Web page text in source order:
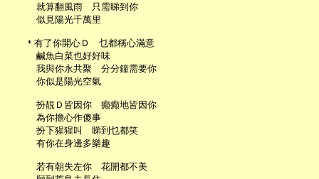
     就算翻風雨　只需睇到你
     似見陽光千萬里
   ＊有了你開心Ｄ　乜都稱心滿意
     鹹魚白菜也好好味
     我與你永共聚　分分鐘需要你
     你似是陽光空氣
     扮靚Ｄ皆因你　癲癲地皆因你
     為你擔心作傻事
     扮下猩猩叫　睇到乜都笑
     有你在身邊多樂趣
     若有朝失左你　花開都不美